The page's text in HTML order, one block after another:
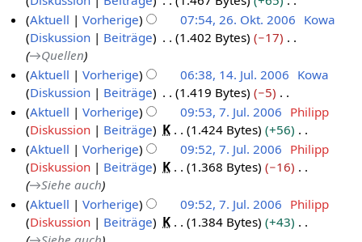
g
s
z
u
s
a
m
m
e
n
f
a
s
s
u
n
g
s
z
u
s
a
m
m
e
n
f
i
t
u
n
g
s
z
u
s
a
m
m
e
b
e
i
t
u
n
g
s
z
u
s
a
m
0
z
b
0
e
B
e
a
r
b
e
i
t
u
n
g
s
O
o
e
2
6
i
n
e
B
e
a
r
b
e
i
t
u
n
K
e
i
n
e
B
e
a
r
b
e
i
t
Aktuell Vorherige 07:54, 26. Okt. 2006 Kowa
Diskussion
Beiträge 1.402 Bytes
−17
→Quellen
4
J
Aktuell Vorherige 06:38, 14. Jul. 2006 Kowa
Diskussion
Beiträge 1.419 Bytes
−5
K
e
i
n
e
B
e
a
Aktuell Vorherige 09:53, 7. Jul. 2006 Philipp
Diskussion
Beiträge K 1.424 Bytes
+56
K
e
i
n
e
B
Aktuell Vorherige 09:52, 7. Jul. 2006 Philipp
Diskussion
Beiträge K 1.368 Bytes
−16
→Siehe auch
Aktuell
Vorherige 09:52, 7. Jul. 2006 Philipp
Diskussion
Beiträge K 1.384 Bytes
+43